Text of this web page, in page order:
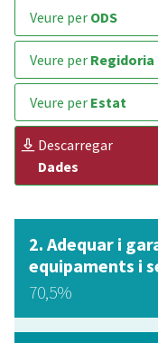
veure per ODS
veure per
veure per Estat
descarregar
Dades
Adequar i
equipaments i
70,5%